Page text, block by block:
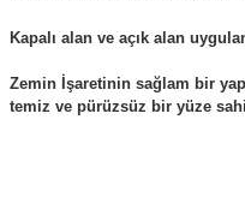
Kapalı alan ve açık alan
Zemin İşaretinin sağlam bir
temiz ve pürüzsüz bir yüze